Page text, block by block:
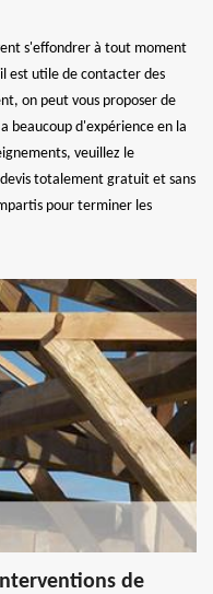
s'effondrer à tout moment
est utile de contacter des
on peut vous proposer de
beaucoup d'expérience en la
veuillez le
totalement gratuit et sans
pour terminer les
de